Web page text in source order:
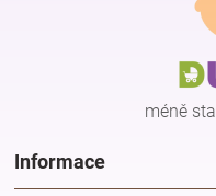
méně
Informace